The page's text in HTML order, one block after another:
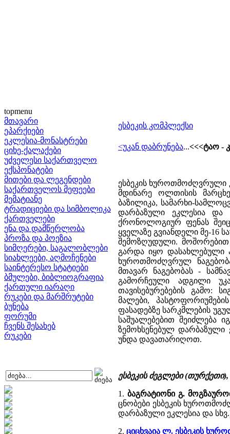
topmenu
მთავარი
ეპარქიები
ეკლესია-მონასტრები
ციხე-ქალაქები
უძველესი საქართველო
ექსპონატები
მითები და ლეგენდები
საქართველოს მეფეები
მემატიანე
ტრადიციები და სიმბოლიკა
ქართველები
ენა და დამწერლობა
პროზა და პოეზია
სიმღერები, საგალობლები
სიახლეები, აღმოჩენები
საინტერესო სტატიები
ბმულები, ბიბლიოგრაფია
ქართული იარაღი
რუკები და მარშრუტები
ბუნება
ფორუმი
ჩვენს შესახებ
რუკები
ესბეკის კომპლექსი
<უკან დაბრუნება...<<<ტაო -
ესბეკის ხუროთმოძღვრული
მდინარე ოლთისის
ბაზილიკა, სამარხი-
დარბაზული ეკლესია და
ქრონოლოგიურ ფენას
ყველაზე გვიანდელი მე-16
შემოზღუდული. მოშორებით
გარდა იყო დასახლებული
ხუროთმოძღვრულ
მთავარ ნაგებობას -
გამორჩეული ადგილი
თავისებურებების გამო:
მალები,
ფასადებზე სარკმლების
საშუალებებით შეიძლება
ზემოხსენებულ დარბაზული
უნდა დავათარიღოთ.
ესბეკის ძეგლები
1.ბაგრატიონი გ.
ცნობები ესბეკის
დარბაზული ეკლესია და სხვ.)
2.ციცხვაია ლ. ესბეკის